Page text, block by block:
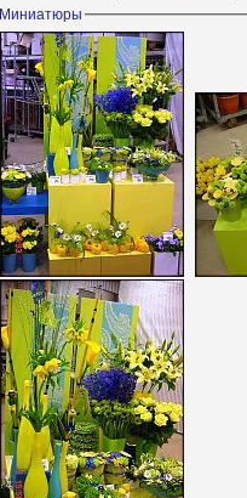
Миниатюры